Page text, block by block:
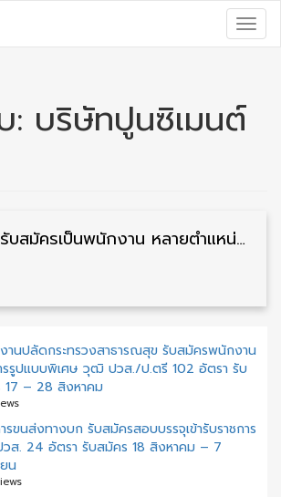
: บริษัทปูนซิเมนต์
ปูนซิเมนต์ไทย รับสมัครเป็นพนักงาน หลายตำแหน่ง หลายอัตรา รับสมัครทางอินเตอร์เน็ต
านปลัดกระทรวงสาธารณสุข รับสมัครพนักงาน
รรูปแบบพิเศษ วุฒิ ปวส./ป.ตรี 102 อัตรา รับ
17 – 28 สิงหาคม
รขนส่งทางบก รับสมัครสอบบรรจุเข้ารับราชการ
ส. 24 อัตรา รับสมัคร 18 สิงหาคม – 7
น